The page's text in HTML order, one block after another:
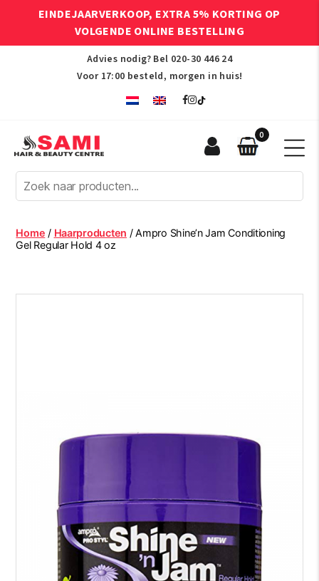
EINDEJAARVERKOOP, EXTRA 5% KORTING OP
VOLGENDE ONLINE BESTELLING
Advies nodig? Bel 020-30 446 24
Voor 17:00 besteld, morgen in huis!
Afro
Hair
Beauty
Centre
0
Home / Haarproducten / Ampro Shine’n Jam Conditioning
Gel Regular Hold 4 oz